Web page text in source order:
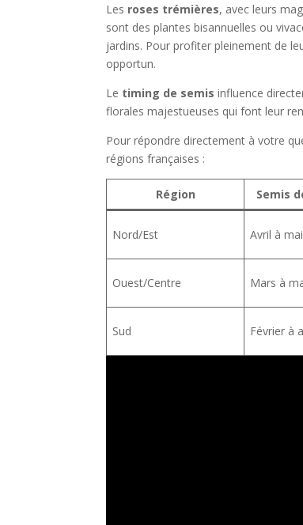
Les roses trémières, avec leurs
sont des plantes bisannuelles ou
jardins. Pour profiter pleinement de
opportun.
Le timing de semis influence
florales majestueuses qui font leur
Pour répondre directement à votre
régions françaises :
Région Semis
Nord/Est Avril à mai
Ouest/Centre Mars à
Sud Février à